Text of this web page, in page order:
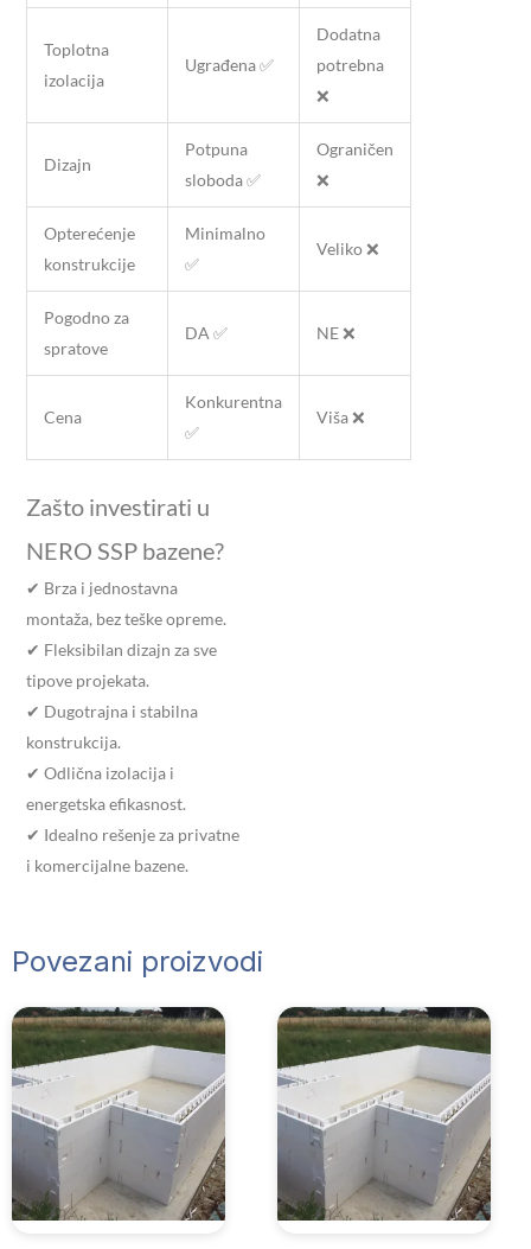
Toplotna
izolacija
Ugrađena ✅
Dodatna
potrebna
❌
Dizajn
Potpuna
sloboda ✅
Ograničen
❌
Opterećenje
konstrukcije
Minimalno
✅
Veliko ❌
Pogodno za
spratove
DA ✅ NE ❌
Cena
Konkurentna
✅
Viša ❌
Zašto investirati u
NERO SSP bazene?
✔ Brza i jednostavna
montaža, bez teške opreme.
✔ Fleksibilan dizajn za sve
tipove projekata.
✔ Dugotrajna i stabilna
konstrukcija.
✔ Odlična izolacija i
energetska efikasnost.
✔ Idealno rešenje za privatne
i komercijalne bazene.
Povezani proizvodi